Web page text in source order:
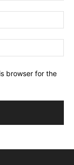
browser for the